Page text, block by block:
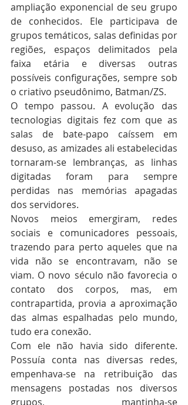
ampliação exponencial de seu grupo
de conhecidos. Ele participava de
grupos temáticos, salas definidas por
regiões, espaços delimitados pela
faixa etária e diversas outras
possíveis configurações, sempre sob
o criativo pseudônimo, Batman/ZS.
O tempo passou. A evolução das
tecnologias digitais fez com que as
salas de bate-papo caíssem em
desuso, as amizades ali estabelecidas
tornaram-se lembranças, as linhas
digitadas foram para sempre
perdidas nas memórias apagadas
dos servidores.
Novos meios emergiram, redes
sociais e comunicadores pessoais,
trazendo para perto aqueles que na
vida não se encontravam, não se
viam. O novo século não favorecia o
contato dos corpos, mas, em
contrapartida, provia a aproximação
das almas espalhadas pelo mundo,
tudo era conexão.
Com ele não havia sido diferente.
Possuía conta nas diversas redes,
empenhava-se na retribuição das
mensagens postadas nos diversos
grupos, mantinha-se